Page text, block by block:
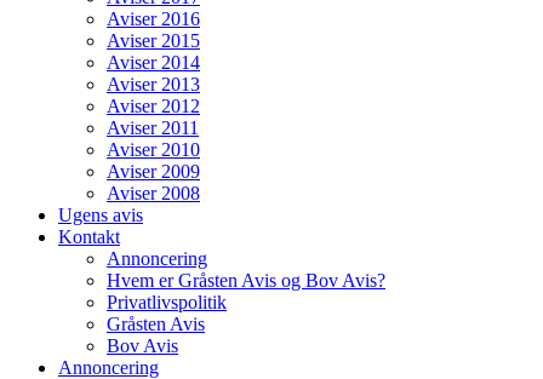
Aviser 2016
Aviser 2015
Aviser 2014
Aviser 2013
Aviser 2012
Aviser 2011
Aviser 2010
Aviser 2009
Aviser 2008
Ugens avis
Kontakt
Annoncering
Hvem er Gråsten Avis og Bov Avis?
Privatlivspolitik
Gråsten Avis
Bov Avis
Annoncering